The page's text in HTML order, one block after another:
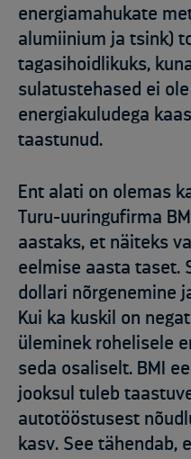
energiamahukate
alumiinium ja tsink)
tagasihoidlikuks,
sulatustehased ei
energiakuludega
taastunud.
Ent alati on olemas
Turu-uuringufirma
aastaks, et näiteks
eelmise aasta taset.
dollari nõrgenemine
Kui ka kuskil on
üleminek rohelisele
seda osaliselt. BMI
jooksul tuleb
autotööstusest
kasv. See tähendab,